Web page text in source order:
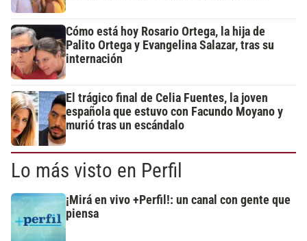
Cómo está hoy Rosario Ortega, la hija de
Palito Ortega y Evangelina Salazar, tras su
internación
El trágico final de Celia Fuentes, la joven
española que estuvo con Facundo Moyano y
murió tras un escándalo
Lo más visto en Perfil
¡Mirá en vivo +Perfil!: un canal con gente que
piensa